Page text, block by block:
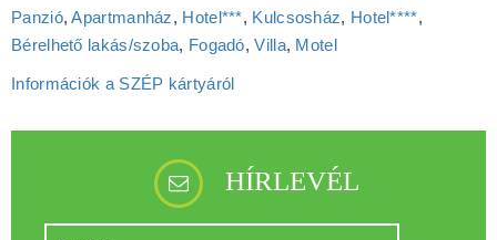
Panzió,Apartmanház, Hotel***, Kulcsosház, Hotel****,
Bérelhető lakás/szoba, Fogadó,Villa, Motel
Információk a SZÉP kártyáról
HÍRLEVÉL